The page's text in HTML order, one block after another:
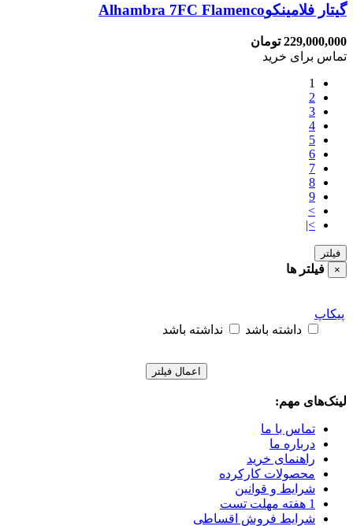
گیتار فلامینکوAlhambra 7FC Flamenco
229,000,000 تومان
تماس برای خرید
1
2
3
4
5
6
7
8
9
>
>|
فیلتر
×
فیلتر ها
پیکاپ
داشته باشد
نداشته باشد
اعمال فیلتر
لینک‌های مهم:
تماس با ما
درباره ما
راهنمای خرید
محصولات کارکرده
شرایط و قوانین
1 هفته مهلت تست
شرایط فروش اقساطی